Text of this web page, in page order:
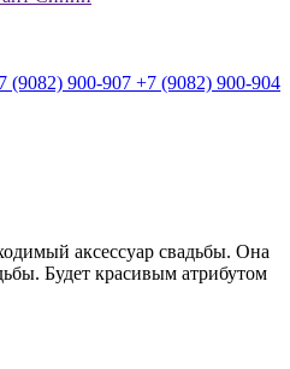
(9082) 900-907 +7 (9082) 900-904
аксессуар свадьбы. Она
Будет красивым атрибутом